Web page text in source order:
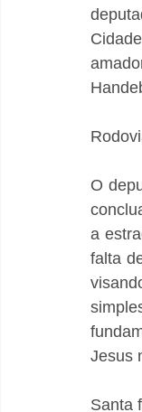
O
a
falta
Jesus
Santa